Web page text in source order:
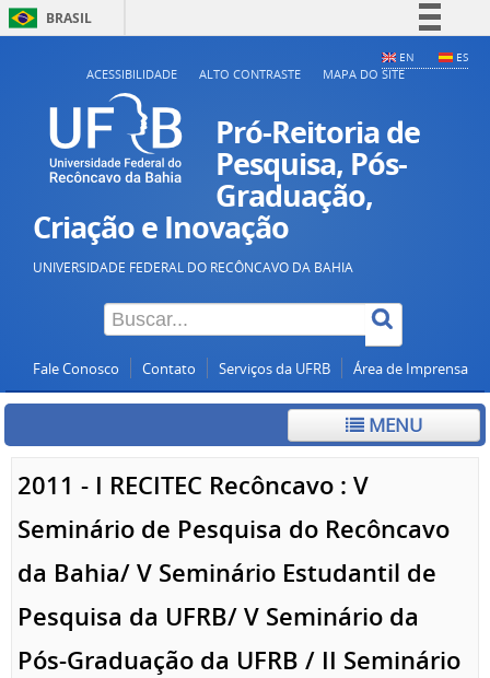
BRASIL
Simplifique!
Participe
Acesso à informação
Legislação
Canais
EN ES
ACESSIBILIDADE ALTO CONTRASTE MAPA DO SITE
Pró-Reitoria de
Pesquisa, Pós-
Graduação,
Criação e Inovação
UNIVERSIDADE FEDERAL DO RECÔNCAVO DA BAHIA
Fale Conosco Contato Serviços da UFRB Área de Imprensa
MENU
2011 - I RECITEC Recôncavo : V
Seminário de Pesquisa do Recôncavo
da Bahia/ V Seminário Estudantil de
Pesquisa da UFRB/ V Seminário da
Pós-Graduação da UFRB / II Seminário